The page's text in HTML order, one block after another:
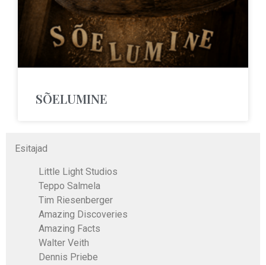
Esitajad
Little Light Studios
Teppo Salmela
Tim Riesenberger
Amazing Discoveries
Amazing Facts
Walter Veith
Dennis Priebe
SÕELUMINE